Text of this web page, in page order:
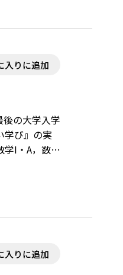
入りに追加
の大学入学
学び』の実
Ⅰ・A，数学
入りに追加